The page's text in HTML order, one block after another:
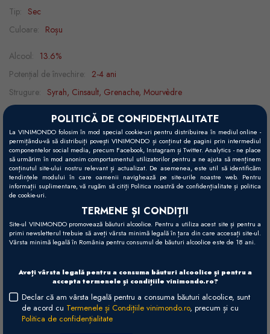
POLITICĂ DE CONFIDENȚIALITATE
La VINIMONDO folosim în mod special cookie-uri pentru distribuirea în mediul online -
permițându-vă să distribuiți povești VINIMONDO și conținut de pagini prin intermediul
componentelor social media, precum Facebook, Instagram și Twitter. Analytics - ne place
să urmărim în mod anonim comportamentul utilizatorilor pentru a ne ajuta să menținem
conținutul site-ului nostru relevant și actualizat. De asemenea, este util să identificăm
tendințele modului în care oamenii navighează pe site-urile noastre web. Pentru
informații suplimentare, vă rugăm să citiți Politica noastră de confidențialitate și politica
de cookie-uri.
TERMENE ȘI CONDIȚII
Site-ul VINIMONDO promovează băuturi alcoolice. Pentru a utiliza acest site și pentru a
primi newsletterul trebuie să aveți vârsta minimă legală în țara din care accesați site-ul.
Vârsta minimă legală în România pentru consumul de băuturi alcoolice este de 18 ani.
Aveți vârsta legală pentru a consuma băuturi alcoolice și pentru a
accepta termenele și condițiile vinimondo.ro?
Declar că am vârsta legală pentru a consuma băuturi alcoolice, sunt
de acord cu Termenele și Condițiile vinimondo.ro, precum și cu
Politica de confidențialitate
Tip: Sec
Culoare: Roșu
Alcool: 13.6%
Potențial de învechire: 2-4 ani
Strugure: Syrah, Cinsault, Grenache, Mourvèdre
Recomandări gastronomice:
rață, vânat, vită
Temperatură servire: 15 - 16°C
Vizual
Roşu intens și strălucitor, cu tente violet.
Gustativ
Structură catifelată, cu textură suculentă, foarte bine echilibrată.
Olfactiv
Arome de cireșe negre, zmeură, mure, note florale și condimentate.
Vinificare
Recoltare manuală și macerare la rece pe pieliță timp de 2 zile, apoi